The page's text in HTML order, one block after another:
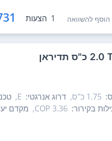
הוסף להשוואה 1 הצעות ₪
1.75‏ כ"ס, דרוג אנרגטי: E,
בקירור: 3.36 COP,
מקדם